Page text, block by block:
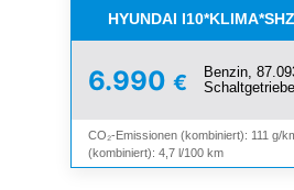
HYUNDAI
6.990 €
Benzin,
Schaltgetriebe
CO₂-Emissionen (kombiniert): 111 g/
(kombiniert): 4,7 l/100 km